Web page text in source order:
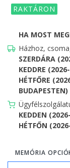
RAKTÁRON
HA MOST
Házhoz,
SZERDÁRA
KEDDRE
HÉTFŐRE
BUDAPESTEN)
KEDDEN
HÉTFŐN
MEMÓRIA